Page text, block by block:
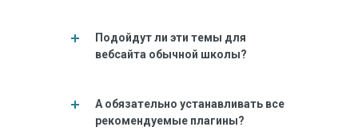
Подойдут ли эти темы для
вебсайта обычной школы?
А обязательно устанавливать все
рекомендуемые плагины?